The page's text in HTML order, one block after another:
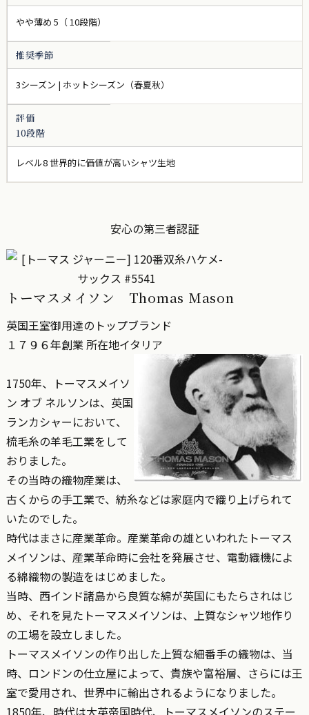
やや薄め 5（ 10段階）
推奨季節
3シーズン | ホットシーズン（春夏秋）
評価
10段階
レベル8 世界的に価値が高いシャツ生地
安心の第三者認証
トーマスメイソン Thomas Mason
英国王室御用達のトップブランド
１７９６年創業 所在地イタリア
1750年、トーマスメイソ
ン オブ ネルソンは、英国
ランカシャーにおいて、
梳毛糸の羊毛工業をして
おりました。
その当時の織物産業は、
古くからの手工業で、紡糸などは家庭内で織り上げられて
いたのでした。
時代はまさに産業革命。産業革命の雄といわれたトーマス
メイソンは、産業革命時に会社を発展させ、電動織機によ
る綿織物の製造をはじめました。
当時、西インド諸島から良質な綿が英国にもたらされはじ
め、それを見たトーマスメイソンは、上質なシャツ地作り
の工場を設立しました。
トーマスメイソンの作り出した上質な細番手の織物は、当
時、ロンドンの仕立屋によって、貴族や富裕層、さらには王
室で愛用され、世界中に輸出されるようになりました。
1850年、時代は大英帝国時代、トーマスメイソンのステー